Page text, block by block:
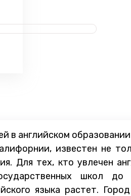
в английском образовании
известен не
Для тех, кто увлечен
школ
языка растет.